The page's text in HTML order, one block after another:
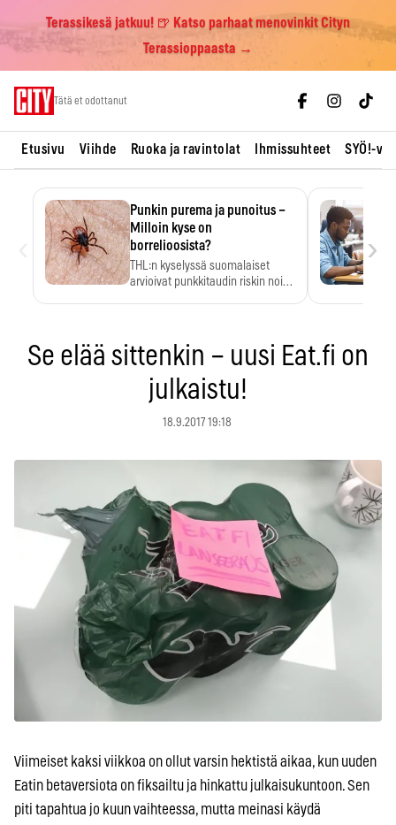
Terassikesä jatkuu! 🍺 Katso parhaat menovinkit Cityn
Terassioppaasta →
Tätä et odottanut
Etusivu Viihde Ruoka ja ravintolat Ihmissuhteet SYÖ!-
Punkin purema ja punoitus –
Milloin kyse on
borrelioosista?
THL:n kyselyssä suomalaiset
arvioivat punkkitaudin riskin noin
›
Se elää sittenkin – uusi Eat.fi on
julkaistu!
18.9.2017 19:18
Viimeiset kaksi viikkoa on ollut varsin hektistä aikaa, kun uuden
Eatin betaversiota on fiksailtu ja hinkattu julkaisukuntoon. Sen
piti tapahtua jo kuun vaihteessa, mutta meinasi käydä